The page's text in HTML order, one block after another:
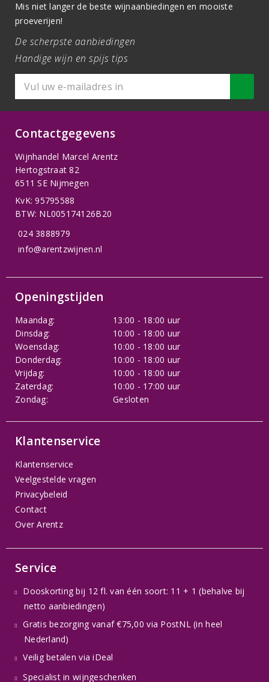
Mis niet langer de beste wijnaanbiedingen en mooiste
proeverijen!
De scherpste aanbiedingen
Handige wijn en spijs tips
Contactgegevens
Wijnhandel Marcel Arentz
Hertogstraat 82
6511 SE Nijmegen
KvK: 95795588
BTW: NL005174126B20
024 3888979
info@arentzwijnen.nl
Openingstijden
Maandag:
13:00 - 18:00 uur
Dinsdag:
10:00 - 18:00 uur
Woensdag:
10:00 - 18:00 uur
Donderdag:
10:00 - 18:00 uur
Vrijdag:
10:00 - 18:00 uur
Zaterdag:
10:00 - 17:00 uur
Zondag:
Gesloten
Klantenservice
Klantenservice
Veelgestelde vragen
Privacybeleid
Contact
Over Arentz
Service
Dooskorting bij 12 fl. van één soort: 11 + 1 (behalve bij
netto aanbiedingen)
Gratis bezorging vanaf €75,00 via PostNL (in heel
Nederland)
Veilig betalen via iDeal
Specialist in wijngeschenken